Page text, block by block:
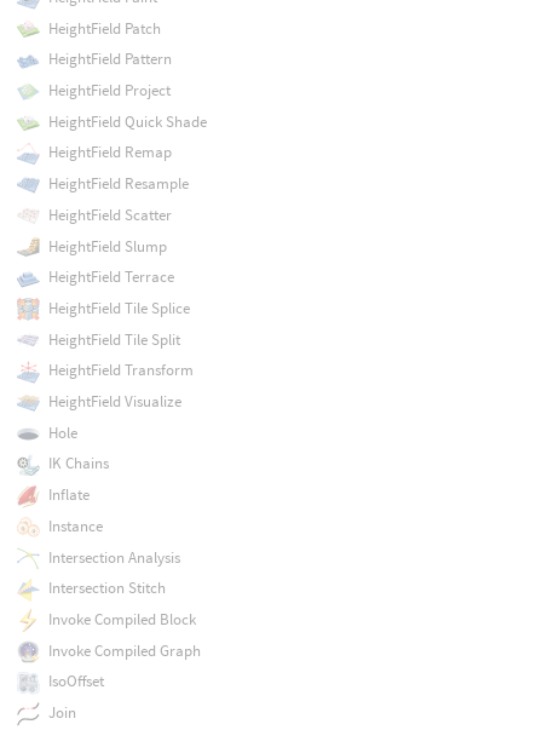
HeightField Patch
HeightField Pattern
HeightField Project
HeightField Quick Shade
HeightField Remap
HeightField Resample
HeightField Scatter
HeightField Slump
HeightField Terrace
HeightField Tile Splice
HeightField Tile Split
HeightField Transform
HeightField Visualize
Hole
IK Chains
Inflate
Instance
Intersection Analysis
Intersection Stitch
Invoke Compiled Block
Invoke Compiled Graph
IsoOffset
Join